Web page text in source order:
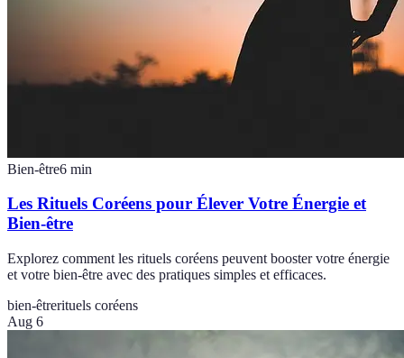
Bien-être6 min
Les Rituels Coréens pour Élever Votre Énergie et
Bien-être
Explorez comment les rituels coréens peuvent booster votre énergie
et votre bien-être avec des pratiques simples et efficaces.
bien-êtrerituels coréens
Aug 6